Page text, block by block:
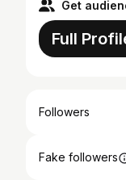
Get
Full
Followers
Fake followers